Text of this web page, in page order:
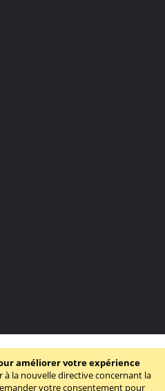
améliorer votre expérience
à la nouvelle directive concernant la
votre consentement pour